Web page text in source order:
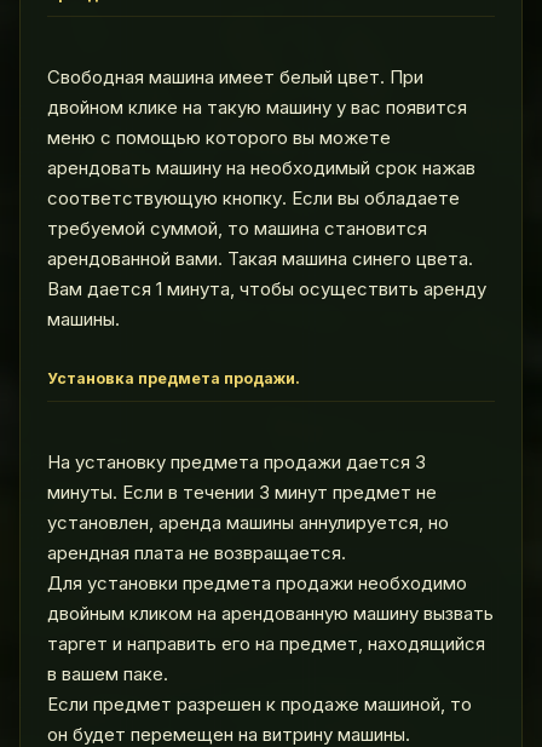
Свободная машина имеет белый цвет. При
двойном клике на такую машину у вас появится
меню с помощью которого вы можете
арендовать машину на необходимый срок нажав
соответствующую кнопку. Если вы обладаете
требуемой суммой, то машина становится
арендованной вами. Такая машина синего цвета.
Вам дается 1 минута, чтобы осуществить аренду
машины.
Установка предмета продажи.
На установку предмета продажи дается 3
минуты. Если в течении 3 минут предмет не
установлен, аренда машины аннулируется, но
арендная плата не возвращается.
Для установки предмета продажи необходимо
двойным кликом на арендованную машину вызвать
таргет и направить его на предмет, находящийся
в вашем паке.
Если предмет разрешен к продаже машиной, то
он будет перемещен на витрину машины.